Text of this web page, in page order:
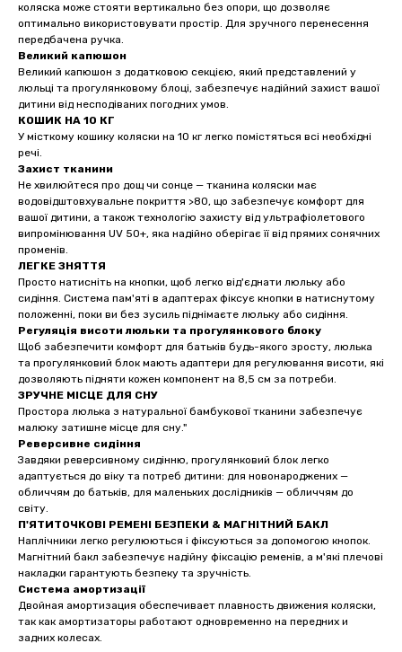
коляска може стояти вертикально без опори, що дозволяє
оптимально використовувати простір. Для зручного перенесення
передбачена ручка.
Великий капюшон
Великий капюшон з додатковою секцією, який представлений у
люльці та прогулянковому блоці, забезпечує надійний захист вашої
дитини від несподіваних погодних умов.
КОШИК НА 10 КГ
У місткому кошику коляски на 10 кг легко помістяться всі необхідні
речі.
Захист тканини
Не хвилюйтеся про дощ чи сонце — тканина коляски має
водовідштовхувальне покриття >80, що забезпечує комфорт для
вашої дитини, а також технологію захисту від ультрафіолетового
випромінювання UV 50+, яка надійно оберігає її від прямих сонячних
променів.
ЛЕГКЕ ЗНЯТТЯ
Просто натисніть на кнопки, щоб легко від'єднати люльку або
сидіння. Система пам'яті в адаптерах фіксує кнопки в натиснутому
положенні, поки ви без зусиль піднімаєте люльку або сидіння.
Регуляція висоти люльки та прогулянкового блоку
Щоб забезпечити комфорт для батьків будь-якого зросту, люлька
та прогулянковий блок мають адаптери для регулювання висоти, які
дозволяють підняти кожен компонент на 8,5 см за потреби.
ЗРУЧНЕ МІСЦЕ ДЛЯ СНУ
Простора люлька з натуральної бамбукової тканини забезпечує
малюку затишне місце для сну."
Реверсивне сидіння
Завдяки реверсивному сидінню, прогулянковий блок легко
адаптується до віку та потреб дитини: для новонароджених —
обличчям до батьків, для маленьких дослідників — обличчям до
світу.
П'ЯТИТОЧКОВІ РЕМЕНІ БЕЗПЕКИ & МАГНІТНИЙ БАКЛ
Наплічники легко регулюються і фіксуються за допомогою кнопок.
Магнітний бакл забезпечує надійну фіксацію ременів, а м'які плечові
накладки гарантують безпеку та зручність.
Система амортизації
Двойная амортизация обеспечивает плавность движения коляски,
так как амортизаторы работают одновременно на передних и
задних колесах.